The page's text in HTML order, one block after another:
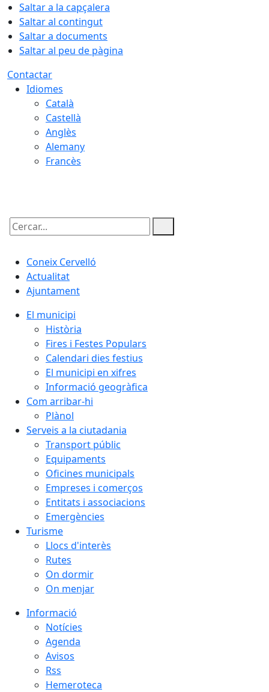
Saltar a la capçalera
Saltar al contingut
Saltar a documents
Saltar al peu de pàgina
Contactar
Idiomes
Català
Castellà
Anglès
Alemany
Francès
Cercar:
Coneix Cervelló
Actualitat
Ajuntament
El municipi
Història
Fires i Festes Populars
Calendari dies festius
El municipi en xifres
Informació geogràfica
Com arribar-hi
Plànol
Serveis a la ciutadania
Transport públic
Equipaments
Oficines municipals
Empreses i comerços
Entitats i associacions
Emergències
Turisme
Llocs d'interès
Rutes
On dormir
On menjar
Informació
Notícies
Agenda
Avisos
Rss
Hemeroteca